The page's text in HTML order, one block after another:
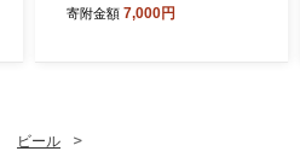
北海道・沖縄】【2026年8月
寄附金額 7,000円
ビール